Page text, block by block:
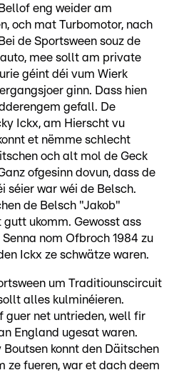
eng weider am
och mat Turbomotor, nach
de Sportsween souz de
mee sollt am private
géint déi vum Wierk
ginn. Dass hien
gefall. De
Ickx, am Hierscht vu
et nëmme schlecht
och alt mol de Geck
ofgesinn dovun, dass de
séier war wéi de Belsch.
de Belsch "Jakob"
ukomm. Gewosst ass
nom Ofbroch 1984 zu
Ickx ze schwätze waren.
um Traditiounscircuit
alles kulminéieren.
guer net untrieden, well fir
England ugesat waren.
konnt den Däitschen
ze fueren, war et dach deem